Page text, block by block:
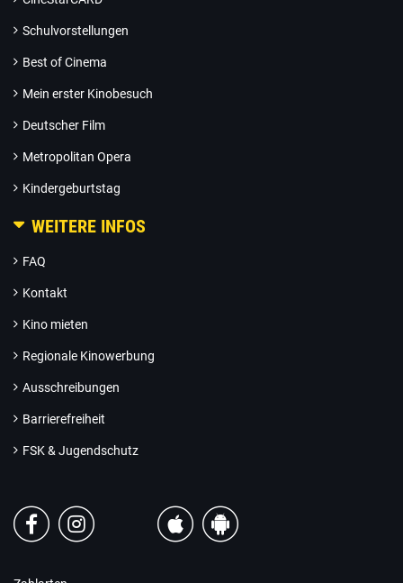
Schulvorstellungen
Best of Cinema
Mein erster Kinobesuch
Deutscher Film
Metropolitan Opera
Kindergeburtstag
WEITERE INFOS
FAQ
Kontakt
Kino mieten
Regionale Kinowerbung
Ausschreibungen
Barrierefreiheit
FSK & Jugendschutz